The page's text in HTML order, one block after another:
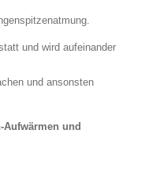
und wird aufeinander
und ansonsten
Aufwärmen und